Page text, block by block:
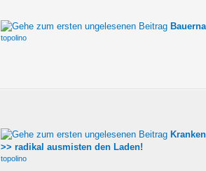
topolino
>> radikal ausmisten den Laden!
topolino